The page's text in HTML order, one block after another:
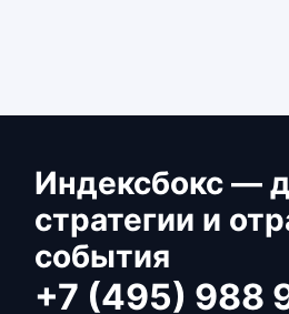
Индексбокс —
стратегии и
события
+7 (495) 988